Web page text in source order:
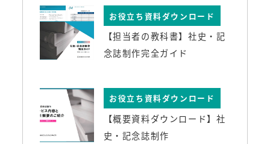
お役立ち資料ダウンロード
【担当者の教科書】社史・記
念誌制作完全ガイド
お役立ち資料ダウンロード
【概要資料ダウンロード】社
史・記念誌制作